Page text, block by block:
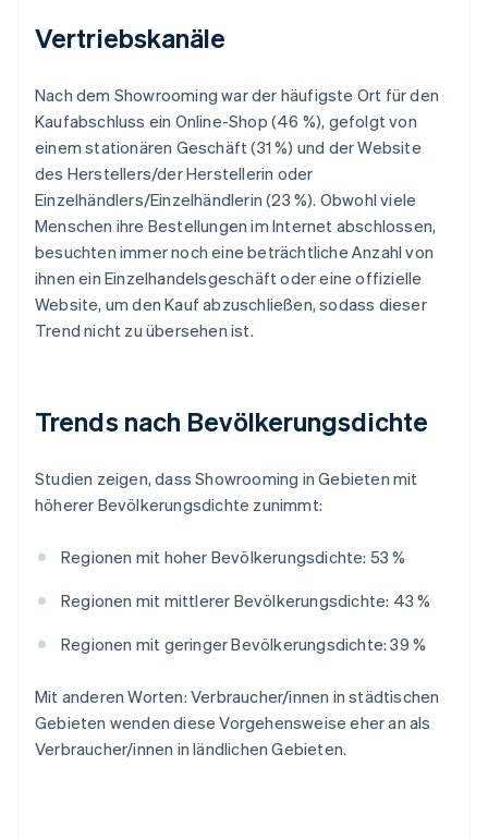
Vertriebskanäle
Nach dem Showrooming war der häufigste Ort für den
Kaufabschluss ein Online-Shop (46 %), gefolgt von
einem stationären Geschäft (31 %) und der Website
des Herstellers/der Herstellerin oder
Einzelhändlers/Einzelhändlerin (23 %). Obwohl viele
Menschen ihre Bestellungen im Internet abschlossen,
besuchten immer noch eine beträchtliche Anzahl von
ihnen ein Einzelhandelsgeschäft oder eine offizielle
Website, um den Kauf abzuschließen, sodass dieser
Trend nicht zu übersehen ist.
Trends nach Bevölkerungsdichte
Studien zeigen, dass Showrooming in Gebieten mit
höherer Bevölkerungsdichte zunimmt:
Regionen mit hoher Bevölkerungsdichte: 53 %
Regionen mit mittlerer Bevölkerungsdichte: 43 %
Regionen mit geringer Bevölkerungsdichte: 39 %
Mit anderen Worten: Verbraucher/innen in städtischen
Gebieten wenden diese Vorgehensweise eher an als
Verbraucher/innen in ländlichen Gebieten.